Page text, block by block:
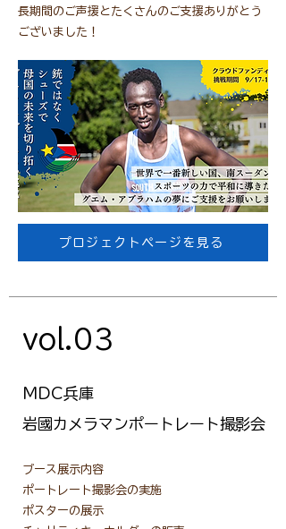
​長期間のご声援とたくさんのご支援ありがとう
ございました！
プロジェクトページを見る
vol.03
MDC兵庫
​岩國カメラマンポートレート撮影会
ブース展示内容
ポートレート撮影会の実施
ポスターの展示